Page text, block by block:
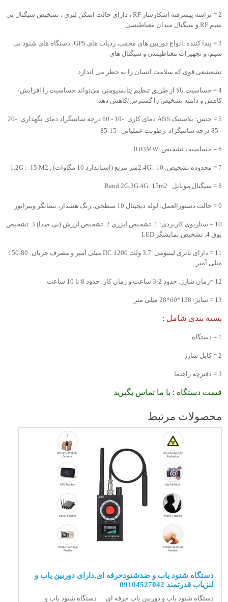
2 = تراشه پیشرفته آشکارساز RF ، دارای حالت اسکن لیزی ، تشخیص سیگنال بی
سیم RF و سیگنال میدان مغناطیسی
3 = پیدا کننده انواع دوربین های مخفی، ردیاب های GPS، دستگاه های شنود بی
سیم، و تجهیزات مغناطیسی و سیگنال های
تشعشعی قوی که سلامت انسان را به خطر می اندازد
4 = حساسیت بالا از طریق تنظیم پتانسیومتر، می‌تواند حساسیت را افزایش/
کاهش و دامنه تشخیص را گسترش/کاهش دهد
5 = جنس: پلاستیک ABS دمای کاری: -10 - 60 درجه سانتیگراد دمای نگهداری: -20
- 85 درجه سانتیگراد ،رطوبت عملیاتی 15-85
6 = حساسیت تشخیص 0.03MW
7 = محدوده تشخیص: 2.4G: 10متر مربع (استاندارد 10 مگاوات) , 1.2G : 15 M2
8 = سیگنال موبایل Band 2G.3G.4G: 15m2
9 = حالت دستورالعمل: لوله دیجیتال 10 سطحی، زنگ هشدار، نشانگر ویبراتور
10 = سناریوی کاربردی: 1. تشخیص لیزری 2. تشخیص لرزش (بی صدا) 3. تشخیص
بوق 4. تشخیص نمایشگر LED
11 = دارای باتری لیتیومی 3.7 ولت DC 1200 میلی آمپر و مصرف جریان: 80-150
میلی آمپر
12 =زمان شارژ: حدود 2-3 ساعت و زمان کار: حدود 8 تا 10 ساعت
13 = سایز: 138*60*28 میلی متر
بسته بندی شامل :
1 = دستگاه
2 = کابل شارژ
3 = دفترچه راهنما
قیمت دستگاه : با ما تماس بگیرید
محصولات مرتبط
دستگاه شنود یاب و ضدشنودحرفه ای,دارای دوربین یاب و
لنزیاب قدرتمند 09104527042
دستگاه شنود یاب و دوربین یاب حرفه ای دستگاه شنود یاب و